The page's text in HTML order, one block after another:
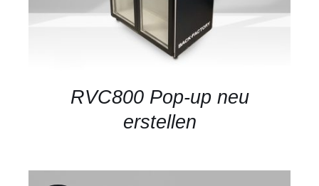
RVC800 Pop-up neu
erstellen